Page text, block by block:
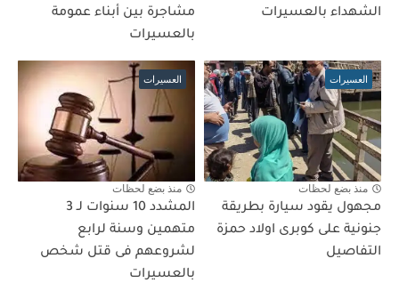
الشهداء بالعسيرات
مشاجرة بين أبناء عمومة
بالعسيرات
العسيرات
منذ بضع لحظات
مجهول يقود سيارة بطريقة
جنونية على كوبرى اولاد حمزة
التفاصيل
العسيرات
منذ بضع لحظات
المشدد 10 سنوات لـ 3
متهمين وسنة لرابع
لشروعهم فى قتل شخص
بالعسيرات